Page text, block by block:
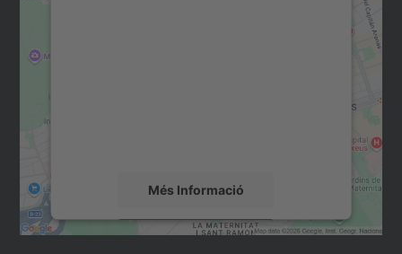
Més Informació
Accepta